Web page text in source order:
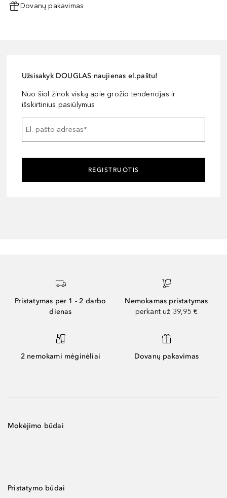
Dovanų pakavimas
Užsisakyk DOUGLAS naujienas el.paštu!
Nuo šiol žinok viską apie grožio tendencijas ir
išskirtinius pasiūlymus
El. pašto adresas*
REGISTRUOTIS
Pristatymas per 1 - 2 darbo
dienas
Nemokamas pristatymas
perkant už 39,95 €
2 nemokami mėginėliai Dovanų pakavimas
Mokėjimo būdai
Pristatymo būdai